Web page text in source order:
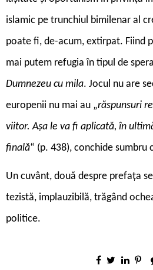
islamic pe trunchiul bimilenar al
poate fi, de-acum, extirpat. Fiind
mai putem refugia în tipul de
Dumnezeu cu mila. Jocul nu are
europenii nu mai au „răspunsuri
viitor. Așa le va fi aplicată, în
finală“ (p. 438), conchide
Un cuvânt, două despre prefața
tezistă, implauzibilă, trăgând
politice.